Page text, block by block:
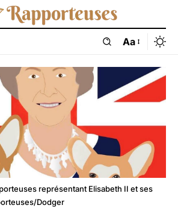
Aa
représentant Elisabeth II et ses
Dodger